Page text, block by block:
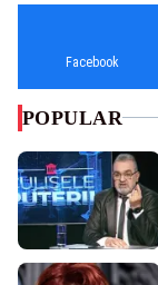
Facebook
POPULAR